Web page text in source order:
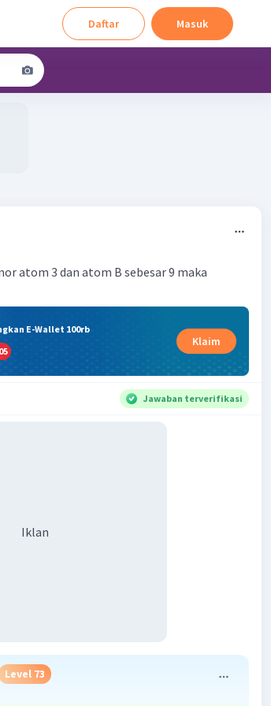
Daftar Masuk
atom 3 dan atom B sebesar 9 maka
E-Wallet 100rb
04
Klaim
Jawaban terverifikasi
Iklan
Level 73